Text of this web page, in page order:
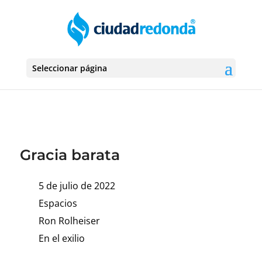
Seleccionar página
Gracia barata
5 de julio de 2022
Espacios
Ron Rolheiser
En el exilio